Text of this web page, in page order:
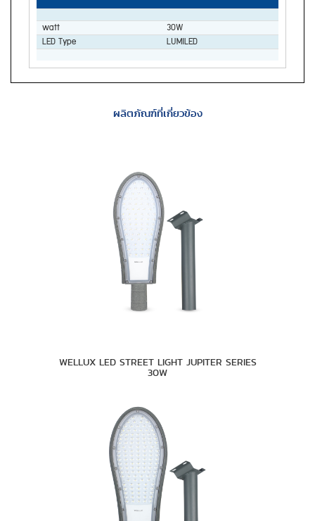
watt
30W
LED Type
LUMILED
ผลิตภัณฑ์ที่เกี่ยวข้อง
WELLUX LED STREET LIGHT JUPITER SERIES
30W